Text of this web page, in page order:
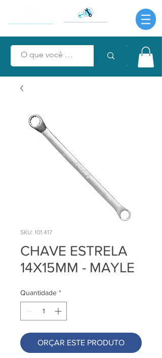
SKU: 101.417
CHAVE ESTRELA
14X15MM - MAYLE
Quantidade *
ORÇAR ESTE PRODUTO